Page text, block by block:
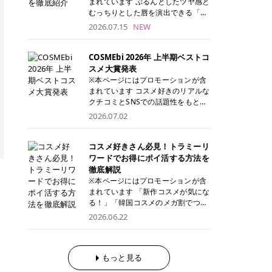
が多く、拭き取り後にそのまま部分
用パックとして使えるトナーパッド
も増えています。 一方、拭き取り化
粧水は液体タイプのため、コットン
整しやすく、お気に入りの化粧水を
使いたい方やコストを抑えて続けた
い方にもおすすめです。 トナーパッ
ドのメリット トナーパッドは、角質
ケア・保湿ケア・部分用パックまで
1枚で行える便利なスキンケアアイ
テムです。 ここでは、トナーパッド
す。 古い角質や皮脂汚れをやさしく
オフ トナーパッドを使用すること
で、洗顔だけでは落としきれない古
い角質や余分な皮脂汚れをやさしく
拭き取り、なめらかな肌へ整えま
す。 保湿ケアまで1枚でできる 保湿
成分を配合したトナーパッドなら、
ケアにもぴったりです。 部分パック
としても使える 多くのトナーパッド
は、乾燥が気になる頬や額、小鼻な
ら、コストパフォーマンスも重視し
たい方に！ メディオスターモノリス
メディオスターNeXT PRO 公式サイ
ト> レジーナクリニック 52,800円
(税込)/5回 99,000円(税込)/5回 ジェ
ントルシリーズを選べるため、脱毛
機にこだわりたい方におすすめ！ ジ
ェントルマックスプロ ジェントルマ
ックスプロプラス ジェントルレーズ
プロ ソプラノチタニウム 公式サイ
ト> エミナルクリニック 49,500円
(税込)/6回 93,500円(税込)/6回 エミ
定！月々払いも安くて通いやすい ク
リスタルプロ 公式サイト> リゼクリ
ニック 109,800円(税込)/5回 144,80
0円(税込)/5回 毛質に合わせて脱毛
機を選択可能！有効期限も5年と長
くマイペースに通いやすい ラシャ
メディオスターNeXT PRO ジェント
ルYAGプロ 公式サイト> ｜そもそも
うの？ 脱毛を考えたときに、まず悩
むのが「医療脱毛とエステ脱毛、ど
す。 これから手軽に全身医療脱毛を
後までチェックして、ご自身にぴっ
ください！ クリニック 全身＋VIO
全身＋VIO＋顔 特徴 脱毛器 詳細 フ
レイアクリニック 52,800円(税込)/5
回 94,600円(税込)/5回 肌への負担
に配慮しながら、コストパフォーマ
ンスも重視したい方に！ メディオス
ターモノリス メディオスターNeXT
PRO 公式サイト> レジーナクリニッ
ク 52,800円(税込)/5回 99,000円(税
込)/5回 ジェントルシリーズを選べ
るため、脱毛機にこだわりたい方に
おすすめ！ ジェントルマックスプロ
ジェントルマックスプロプラス ジェ
ントルレーズプロ ソプラノチタニウ
ム 公式サイト> エミナルクリニック
49,500円(税込)/6回 93,500円(税
込)/6回 エミナルクリニックの始め
通いやすい クリスタルプロ 公式サ
イト> リゼクリニック 109,800円(税
むっちりとした唇を演出できる「C
ANMAKE（キャンメイク）むちぷる
湿ケアも叶えられることから、SNS
でも話題の人気リップです。 「自分
にはどのカラーが似合う？」「イエ
ベ・ブルベ別のおすすめは？」と気
になっている方も多いのではないで
とともにご紹介！それぞれの色味や
なメイクに合うのかまで詳しく解説
します✨ ※メイクアップ効果による
CANMAKE むちぷるティントとは？
CANMAKE むちぷるティントは、テ
ィント・プランパー・保湿ケアを1
本で叶えるリップです。 するすると
塗れるなめらかなテクスチャーで、
縦ジワをカバーしながら、むっちり
としたツヤのある唇を演出します。
るため、乾燥しにくくデイリー使い
にもぴったり！ アイテム詳細を見る
2026.07.15 NEW
COSMEbi 2026年 上半期ベストコ
スメ大賞発表
※本ページにはプロモーションが含
まれています コスメ好きのリアルな
クチコミとSNSでの話題性をもとに
選出された、COSMEbi 2026年上半
た名品たちを、カテゴリ別にご紹介
します。 本記事では、2025年11月
～2026年4月までの半年間におい
て、COSMEbi内でのクチコミとSN
Sでの話題性を元に選出されたコス
メやスキンケアなどの化粧品を「総
国コスメ」に分けて1位～3位までを
ランキング形式で発表！ 2026年上
半期 総合大賞 AMUSE（アミュー
ズ）「 ジェルフィットグロス」 👑
「ジェルフィットグロス」の特徴 唇
2026.07.02
コスメ好きさん必見！トラミーリ
ワードでお得にポイ活する方法を
徹底解説
※本ページにはプロモーションが含
まれています 「新作コスメが気にな
る！」「韓国コスメのメガ割でつい
買いすぎてしまう……」 そんな美容
を少し工夫するだけでポイントを貯
められるため、コスメやスキンケア
にかかる費用を少しでも抑えたい方
2026.06.22
もっと見る